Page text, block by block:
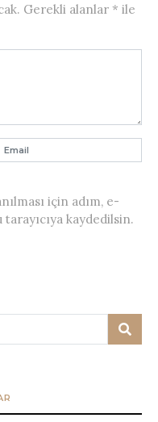
Gerekli alanlar * ile
için adım, e-
kaydedilsin.